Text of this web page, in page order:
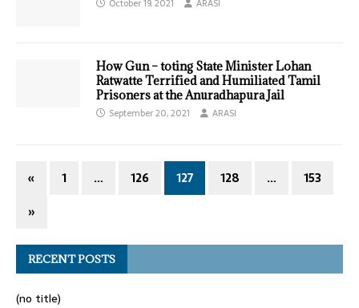
October 19, 2021 ARASI
How Gun – toting State Minister Lohan
Ratwatte Terrified and Humiliated Tamil
Prisoners at the Anuradhapura Jail
September 20, 2021 ARASI
« 1 … 126 127 128 …
153
»
RECENT POSTS
(no title)